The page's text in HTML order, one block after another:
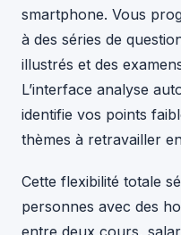
smartphone. Vous
à des séries de
illustrés et des
L’interface analyse
identifie vos points
thèmes à retravailler
Cette flexibilité totale
personnes avec des